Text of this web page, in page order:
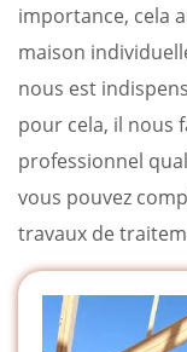
importance, cela
maison
nous est
pour cela, il nous
professionnel
vous pouvez
travaux de